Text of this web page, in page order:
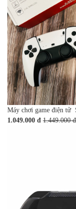
Máy chơi game điện tử
1.049.000 đ 1.449.000 đ